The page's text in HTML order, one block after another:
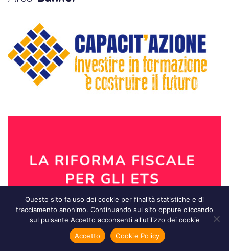
Questo sito fa uso dei cookie per finalità statistiche e di
tracciamento anonimo. Continuando sul sito oppure cliccando
sul pulsante Accetto acconsenti all'utilizzo dei cookie
Accetto
Cookie Policy